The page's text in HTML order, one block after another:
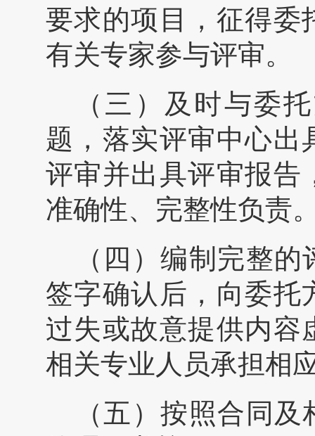
要求的项目，征得委
有关专家参与评审。
（三）及时与委
题，落实评审中心出
评审并出具评审报告
准确性、完整性负责
（四）编制完整
签字确认后，向委托
过失或故意提供内容
相关专业人员承担相
（五）按照合同